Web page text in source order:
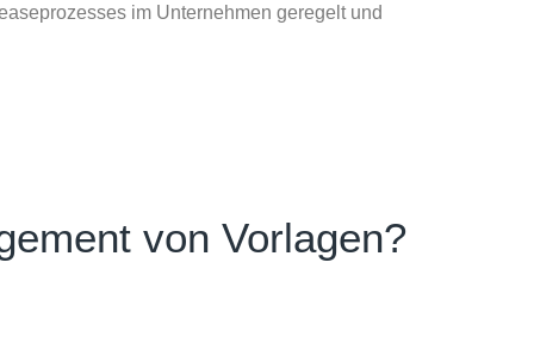
im Unternehmen geregelt und
von Vorlagen?